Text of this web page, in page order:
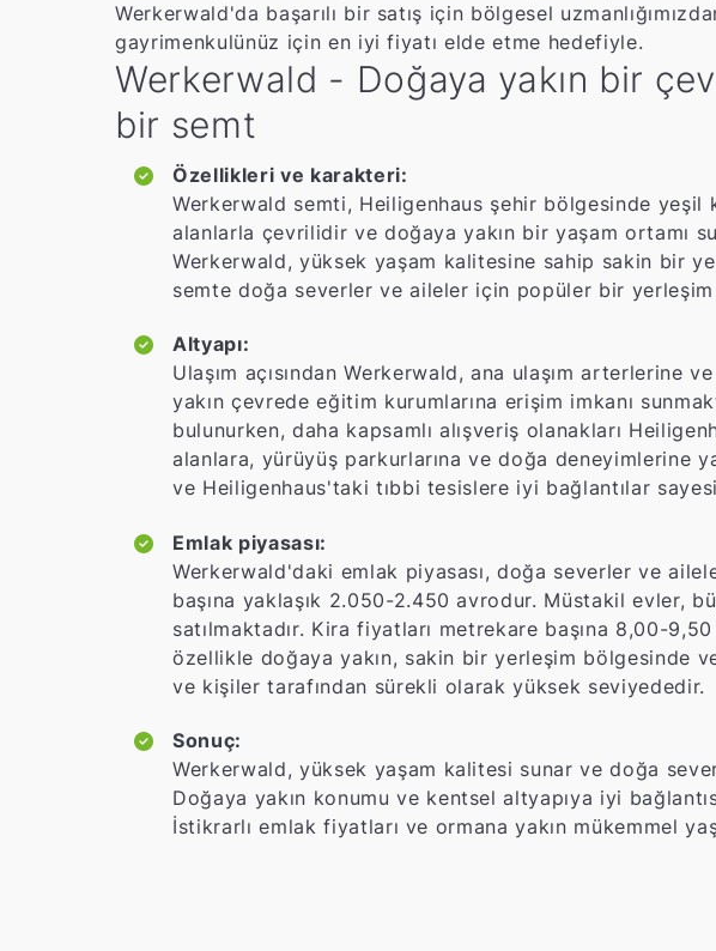
Werkerwald'da başarılı bir satış için bölgesel
gayrimenkulünüz için en iyi fiyatı elde etme hedefiyle.
Werkerwald - Doğaya yakın bir
bir semt
Özellikleri ve karakteri:
Werkerwald semti, Heiligenhaus şehir bölgesinde yeşil
alanlarla çevrilidir ve doğaya yakın bir yaşam ortamı
Werkerwald, yüksek yaşam kalitesine sahip sakin bir
semte doğa severler ve aileler için popüler bir
Altyapı:
Ulaşım açısından Werkerwald, ana ulaşım
yakın çevrede eğitim kurumlarına erişim imkanı
bulunurken, daha kapsamlı alışveriş olanakları
alanlara, yürüyüş parkurlarına ve doğa deneyimlerine
ve Heiligenhaus'taki tıbbi tesislere iyi bağlantılar
Emlak piyasası:
Werkerwald'daki emlak piyasası, doğa severler ve
başına yaklaşık 2.050-2.450 avrodur. Müstakil evler,
satılmaktadır. Kira fiyatları metrekare başına 8,00-
özellikle doğaya yakın, sakin bir yerleşim bölgesinde
ve kişiler tarafından sürekli olarak yüksek seviyededir.
Sonuç:
Werkerwald, yüksek yaşam kalitesi sunar ve doğa
Doğaya yakın konumu ve kentsel altyapıya iyi
İstikrarlı emlak fiyatları ve ormana yakın mükemmel